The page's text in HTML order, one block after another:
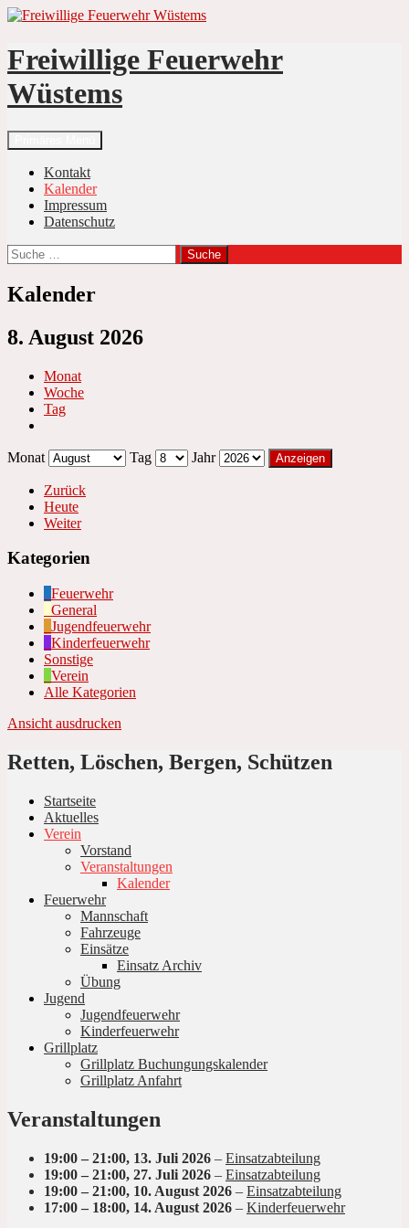
Zum
springen
Freiwillige Feuerwehr
Wüstems
Suchen
Kontakt
Kalender
Impressum
Datenschutz
Suche
nach:
Kalender
8. August 2026
Monat
Woche
Tag
Monat Tag Jahr
Zurück
Heute
Weiter
Kategorien
Feuerwehr
General
Jugendfeuerwehr
Kinderfeuerwehr
Sonstige
Verein
Alle Kategorien
Ansicht ausdrucken
Retten, Löschen, Bergen, Schützen
Startseite
Aktuelles
Verein
Vorstand
Veranstaltungen
Kalender
Feuerwehr
Mannschaft
Fahrzeuge
Einsätze
Einsatz Archiv
Übung
Jugend
Jugendfeuerwehr
Kinderfeuerwehr
Grillplatz
Grillplatz Buchungungskalender
Grillplatz Anfahrt
Veranstaltungen
19:00 – 21:00, 13. Juli 2026 – Einsatzabteilung
19:00 – 21:00, 27. Juli 2026 – Einsatzabteilung
19:00 – 21:00, 10. August 2026 – Einsatzabteilung
17:00 – 18:00, 14. August 2026 – Kinderfeuerwehr